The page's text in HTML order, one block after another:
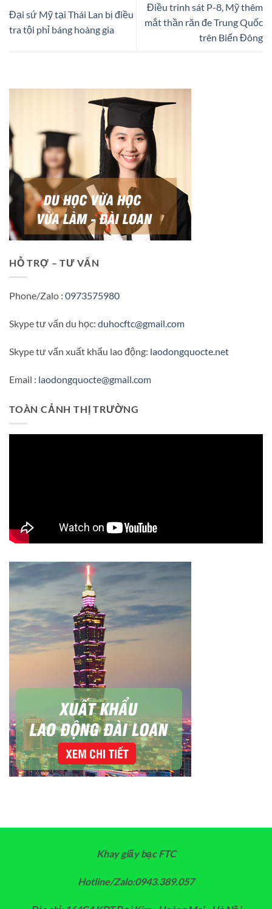
Đại sứ Mỹ tại Thái Lan bị điều
tra tội phỉ báng hoàng gia
Điều trinh sát P-8, Mỹ thêm
mắt thần răn đe Trung Quốc
trên Biển Đông
HỖ TRỢ – TƯ VẤN
Phone/Zalo : 0973575980
Skype tư vấn du học: duhocftc@gmail.com
Skype tư vấn xuất khẩu lao động: laodongquocte.net
Email : laodongquocte@gmail.com
TOÀN CẢNH THỊ TRƯỜNG
Khay giấy bạc FTC
Hotline/Zalo:0943.389.057